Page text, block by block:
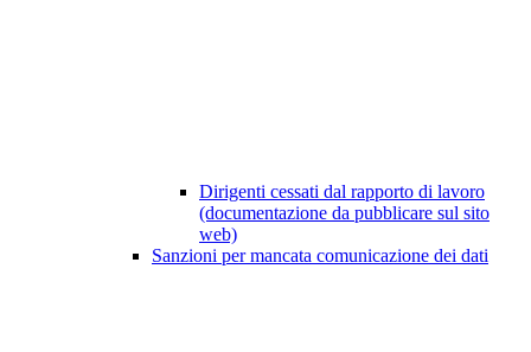
Dirigenti cessati dal rapporto di lavoro
(documentazione da pubblicare sul sito
web)
Sanzioni per mancata comunicazione dei dati